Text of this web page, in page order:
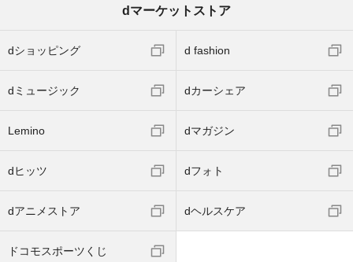
dマーケットストア
dショッピング d fashion
dミュージック dカーシェア
Lemino dマガジン
dヒッツ dフォト
dアニメストア dヘルスケア
ドコモスポーツくじ